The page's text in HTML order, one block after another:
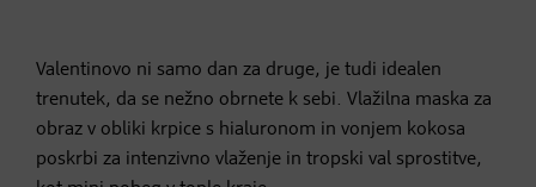
Valentinovo ni samo dan za druge, je tudi idealen
trenutek, da se nežno obrnete k sebi. Vlažilna maska za
obraz v obliki krpice s hialuronom in vonjem kokosa
poskrbi za intenzivno vlaženje in tropski val sprostitve,